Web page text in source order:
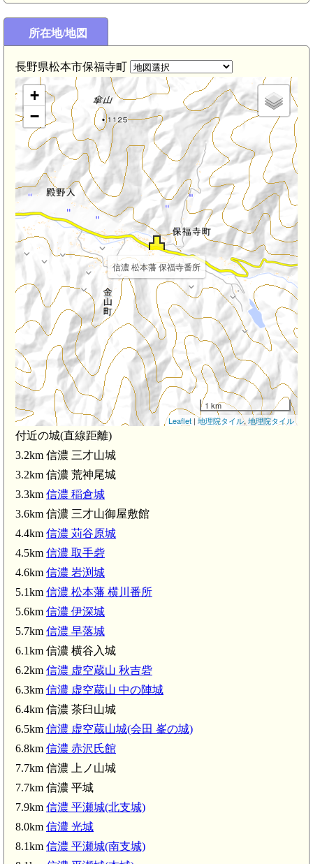
所在地/地図
長野県松本市保福寺町
信濃 松本藩 保福寺番所
信濃 三才山城(3.2km)
+
−
1 km
Leaflet |地理院タイル,地理院タイル
付近の城(直線距離)
3.2km 信濃 三才山城
3.2km 信濃 荒神尾城
3.3km 信濃 稲倉城
3.6km 信濃 三才山御屋敷館
4.4km 信濃 苅谷原城
4.5km 信濃 取手砦
4.6km 信濃 岩渕城
5.1km 信濃 松本藩 横川番所
5.6km 信濃 伊深城
5.7km 信濃 早落城
6.1km 信濃 横谷入城
6.2km 信濃 虚空蔵山 秋吉砦
6.3km 信濃 虚空蔵山 中の陣城
6.4km 信濃 茶臼山城
6.5km 信濃 虚空蔵山城(会田 峯の城)
6.8km 信濃 赤沢氏館
7.7km 信濃 上ノ山城
7.7km 信濃 平城
7.9km 信濃 平瀬城(北支城)
8.0km 信濃 光城
8.1km 信濃 平瀬城(南支城)